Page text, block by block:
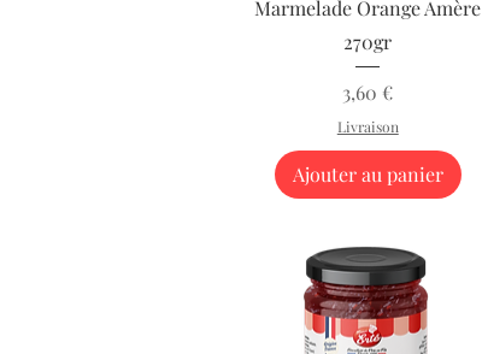
Marmelade Orange Amère
270gr
Prix
3,60 €
Livraison
Ajouter au panier